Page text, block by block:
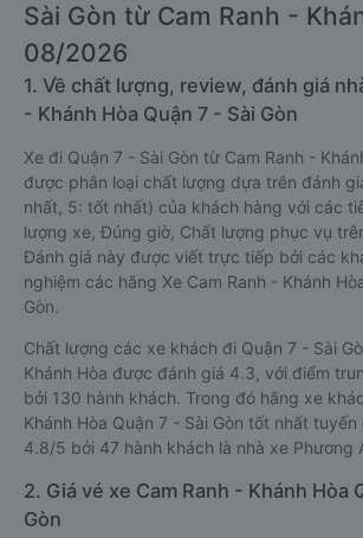
Sài Gòn từ Cam Ranh -
08/2026
1. Về chất lượng, review, đánh giá
- Khánh Hòa Quận 7 - Sài Gòn
Xe đi Quận 7 - Sài Gòn từ Cam Ranh -
được phân loại chất lượng dựa trên đánh
nhất, 5: tốt nhất) của khách hàng với các
lượng xe, Đúng giờ, Chất lượng phục vụ
Đánh giá này được viết trực tiếp bởi các
nghiệm các hãng Xe Cam Ranh - Khánh
Gòn.
Chất lượng các xe khách đi Quận 7 - Sài
Khánh Hòa được đánh giá 4.3, với điểm
bởi 130 hành khách. Trong đó hãng xe
Khánh Hòa Quận 7 - Sài Gòn tốt nhất
4.8/5 bởi 47 hành khách là nhà xe Phương
2. Giá vé xe Cam Ranh - Khánh Hòa
Gòn